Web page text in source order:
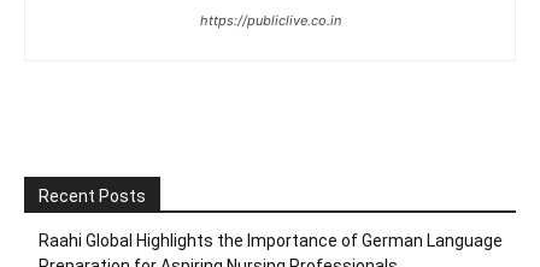
https://publiclive.co.in
Recent Posts
Raahi Global Highlights the Importance of German Language